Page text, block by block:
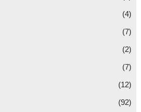
(4)
(7)
(2)
(7)
(12)
(92)